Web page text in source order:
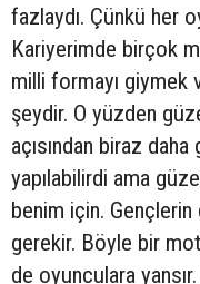
fazlaydı. Çünkü her
Kariyerimde birçok
milli formayı giymek
şeydir. O yüzden
açısından biraz
yapılabilirdi ama
benim için.
gerekir. Böyle bir
de oyunculara